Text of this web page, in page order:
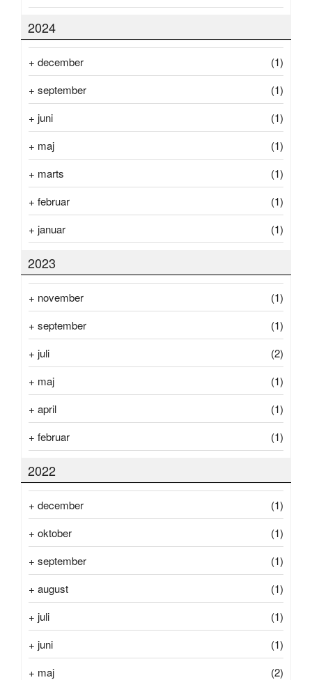
2024
+ december
(1)
+ september
(1)
+ juni
(1)
+ maj
(1)
+ marts
(1)
+ februar
(1)
+ januar (1)
2023
+ november
(1)
+ september
(1)
+ juli
(2)
+ maj
(1)
+ april
(1)
+ februar (1)
2022
+ december
(1)
+ oktober
(1)
+ september
(1)
+ august
(1)
+ juli
(1)
+ juni
(1)
+ maj
(2)